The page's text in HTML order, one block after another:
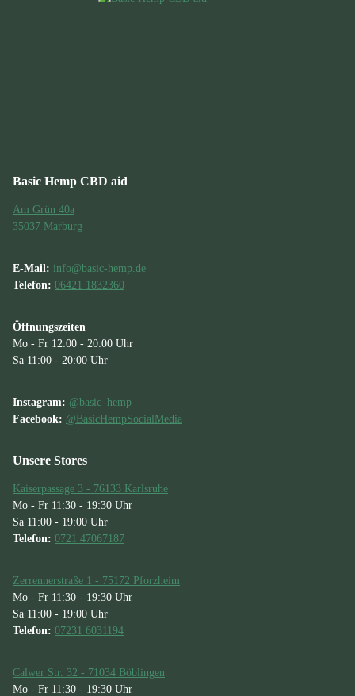
Basic Hemp CBD aid
Am Grün 40a
35037 Marburg
E-Mail: info@basic-hemp.de
Telefon: 06421 1832360
Öffnungszeiten
Mo - Fr 12:00 - 20:00 Uhr
Sa 11:00 - 20:00 Uhr
Instagram: @basic_hemp
Facebook: @BasicHempSocialMedia
Unsere Stores
Kaiserpassage 3 - 76133 Karlsruhe
Mo - Fr 11:30 - 19:30 Uhr
Sa 11:00 - 19:00 Uhr
Telefon: 0721 47067187
Zerrennerstraße 1 - 75172 Pforzheim
Mo - Fr 11:30 - 19:30 Uhr
Sa 11:00 - 19:00 Uhr
Telefon: 07231 6031194
Calwer Str. 32 - 71034 Böblingen
Mo - Fr 11:30 - 19:30 Uhr